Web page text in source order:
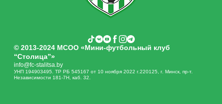
© 2013-2024 МСОО «Мини-футбольный клуб
“Столица”»
info@fc-stalitsa.by
УНП 194903495. ТР РБ 545167 от 10 ноября 2022 г.220125, г. Минск, пр-т.
Независимости 181-7Н, каб. 32.